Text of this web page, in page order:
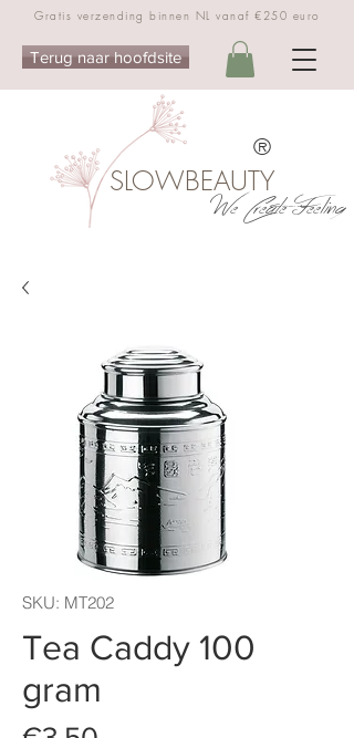
Gratis verzending binnen NL vanaf €250 euro
Terug naar hoofdsite
SLOWBEAUTY
®
We Create Feeling
SKU: MT202
Tea Caddy 100
gram